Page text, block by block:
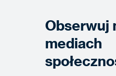
Obserwuj
mediach